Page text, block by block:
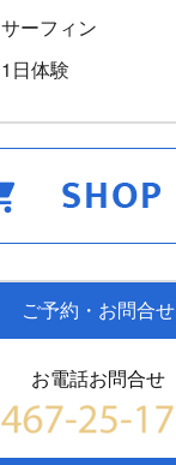
サーフィン
1日体験
ご予約・お問合せ
お電話お問合せ